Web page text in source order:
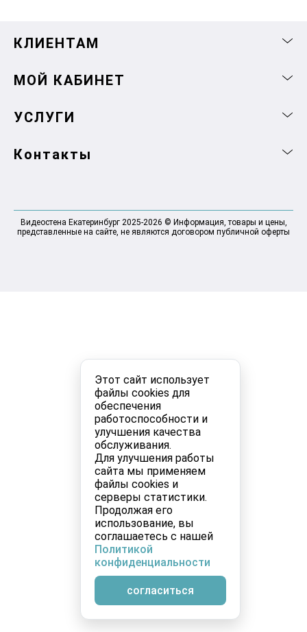
Этот сайт использует
файлы cookies для
обеспечения
работоспособности и
улучшения качества
обслуживания.
Для улучшения работы
сайта мы применяем
файлы cookies и
серверы статистики.
Продолжая его
использование, вы
соглашаетесь с нашей
Политикой
конфиденциальности
согласиться
КЛИЕНТАМ
МОЙ КАБИНЕТ
УСЛУГИ
Контакты
Видеостена Екатеринбург 2025-2026 © Информация, товары и цены,
представленные на сайте, не являются договором публичной оферты